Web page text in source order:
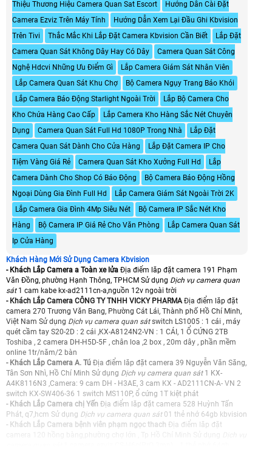
Thiệu Thương Hiệu Camera Quan Sat Escort
Hướng Dẫn Cài Đặt
Camera Ezviz Trên Máy Tính
Hướng Dẫn Xem Lại Đầu Ghi Kbvision
Trên Tivi
Thắc Mắc Khi Lắp Đặt Camera Kbvision Cần Biết
Lắp Đặt
Camera Quan Sát Không Dây Hay Có Dây
Camera Quan Sát Công
Nghệ Hdcvi Những Ưu Điểm Gì
Lắp Camera Giám Sát Nhân Viên
Lắp Camera Quan Sát Khu Chợ
Bộ Camera Ngụy Trang Báo Khói
Lắp Camera Báo Động Starlight Ngoài Trời
Lắp Bộ Camera Cho
Kho Chứa Hàng Cao Cấp
Lắp Camera Kho Hàng Sắc Nét Chuyên
Dụng
Camera Quan Sát Full Hd 1080P Trong Nhà
Lắp Đặt
Camera Quan Sát Dành Cho Cửa Hàng
Lắp Đặt Camera IP Cho
Tiệm Vàng Giá Rẻ
Camera Quan Sát Kho Xưởng Full Hd
Lắp
Camera Dành Cho Shop Có Báo Động
Bộ Camera Báo Động Hồng
Ngoại Dùng Gia Đình Full Hd
Lắp Camera Giám Sát Ngoài Trời 2K
Lắp Camera Gia Đình 4Mp Siêu Nét
Bộ Camera IP Sắc Nét Kho
Hàng
Bộ Camera IP Giá Rẻ Cho Văn Phòng
Lắp Camera Quan Sát
Ip Cửa Hàng
Khách Hàng Mới Sử Dụng Camera Kbvision
- Khách Lắp Camera a Toàn xe lửa Địa điểm lăp đặt camera 191 Phạm
Văn Đồng, phường Hạnh Thông, TPHCM Sử dụng Dịch vụ camera quan
sát 1 cam kabe kx-ad2111cn-a,nguồn 12v ngoài trời
- Khách Lắp Camera CÔNG TY TNHH VICKY PHARMA Địa điểm lăp đặt
camera 270 Trương Văn Bang, Phường Cát Lái, Thành phố Hồ Chí Minh,
Việt Nam Sử dụng Dịch vụ camera quan sátswitch LS1005 : 1 cái , máy
quét cầm tay S20-2D : 2 cái ,KX-A8124N2-VN : 1 CÁI, 1 Ổ CỨNG 2TB
Toshiba , 2 camera DH-H5D-5F , chân loa ,2 box , 20m dây , phần mềm
online 1tr/năm/2 bàn
- Khách Lắp Camera A. Tú Địa điểm lăp đặt camera 39 Nguyễn Văn Săng,
Tân Sơn Nhì, Hồ Chí Minh Sử dụng Dịch vụ camera quan sát 1 KX-
A4K8116N3 ,Camera: 9 cam DH - H3AE, 3 cam KX - AD2111CN-A- VN 2
switch KX-SW406-36 1 switch MS110P, ổ cứng 1T kiệt phát
- Khách Lắp Camera chị Yến Địa điểm lăp đặt camera 528 Huỳnh Tấn
Phát, q7,hcm Sử dụng Dịch vụ camera quan sát 01 thẻ nhớ 64gb kbvision
- Khách Lắp Camera bệnh viên phạm ngọc thach Địa điểm lăp đặt